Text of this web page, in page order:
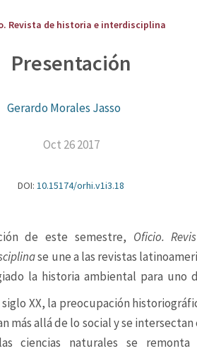
Revista de historia e interdisciplina
Presentación
Gerardo Morales Jasso
Oct 26 2017
DOI: 10.15174/orhi.v1i3.18
de este semestre, Oficio.
se une a las revistas
la historia ambiental para uno
siglo XX, la preocupación
más allá de lo social y se intersectan
ciencias naturales se